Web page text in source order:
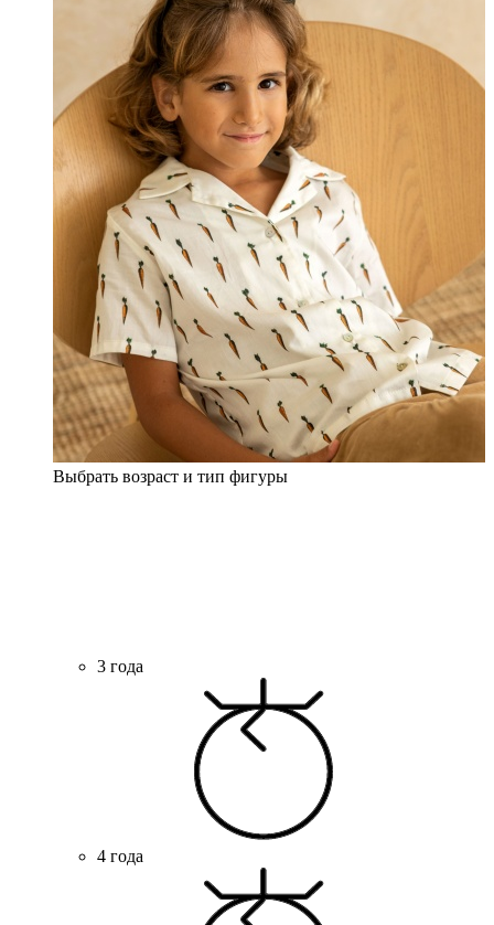
Выбрать возраст и тип фигуры
3 года
4 года